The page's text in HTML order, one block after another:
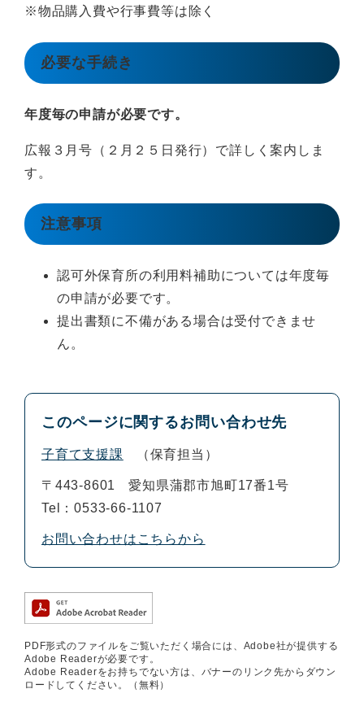
※物品購入費や行事費等は除く
必要な手続き
年度毎の申請が必要です。
広報３月号（２月２５日発行）で詳しく案内しま
す。
注意事項
認可外保育所の利用料補助については年度毎
の申請が必要です。
提出書類に不備がある場合は受付できませ
ん。
このページに関するお問い合わせ先
子育て支援課 保育担当
〒443-8601
愛知県蒲郡市旭町17番1号
Tel：0533-66-1107
お問い合わせはこちらから
PDF形式のファイルをご覧いただく場合には、Adobe社が提供する
Adobe Readerが必要です。
Adobe Readerをお持ちでない方は、バナーのリンク先からダウン
ロードしてください。（無料）